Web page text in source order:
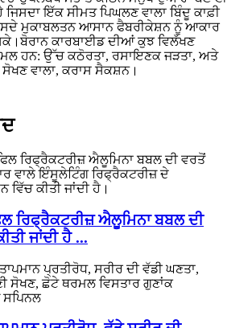
ਇੱਕ ਸੀਮਤ ਪਿਘਲਣ ਵਾਲਾ ਬਿੰਦੂ ਕਾਫ਼ੀ
ਮੁਕਾਬਲਤਨ ਆਸਾਨ ਫੈਬਰੀਕੇਸ਼ਨ ਨੂੰ ਆਕਾਰ
ਕਾਰਬਾਈਡ ਦੀਆਂ ਕੁਝ ਵਿਲੱਖਣ
ਹਨ: ਉੱਚ ਕਠੋਰਤਾ, ਰਸਾਇਣਕ ਜੜਤਾ, ਅਤੇ
ਵਾਲਾ, ਕਰਾਸ ਸੈਕਸ਼ਨ।
ਰਿਫ੍ਰੈਕਟਰੀਜ਼ ਐਲੂਮਿਨਾ ਬਬਲ ਦੀ
ਜਾਂਦੀ ਹੈ ...